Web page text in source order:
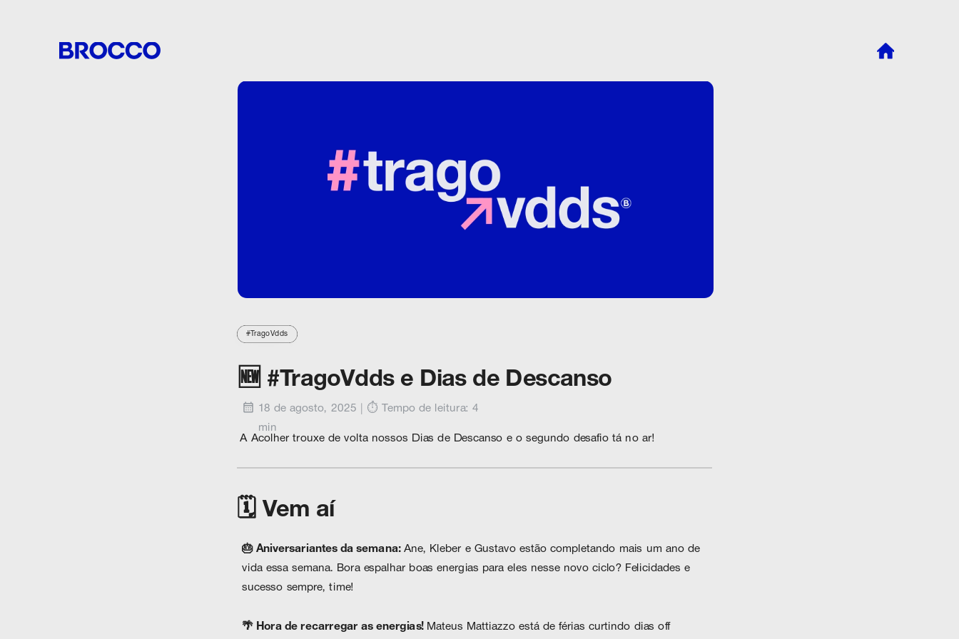
#TragoVdds
🆕 #TragoVdds e Dias de Descanso
18 de agosto, 2025 | ⏱️ Tempo de leitura: 4
min
A Acolher trouxe de volta nossos Dias de Descanso e o segundo desafio tá no ar!
🗓️ Vem aí
🎂 Aniversariantes da semana: Ane, Kleber e Gustavo estão completando mais um ano de
vida essa semana. Bora espalhar boas energias para eles nesse novo ciclo? Felicidades e
sucesso sempre, time!
🌴 Hora de recarregar as energias! Mateus Mattiazzo está de férias curtindo dias off